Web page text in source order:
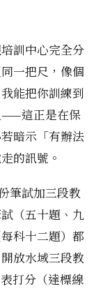
訓中心完全分
一把尺，像個
能把你訓練到
——這正是在保
暗示「有辦法
的訊號。
筆試加三段教
（五十題、九
科十二題）都
放水域三段教
打分（達標線